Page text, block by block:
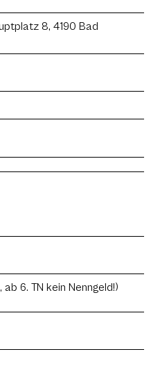
8, 4190 Bad
6. TN kein Nenngeld!)